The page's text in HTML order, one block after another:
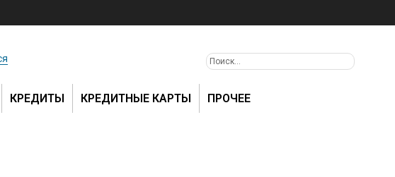
КРЕДИТЫ КРЕДИТНЫЕ КАРТЫ ПРОЧЕЕ